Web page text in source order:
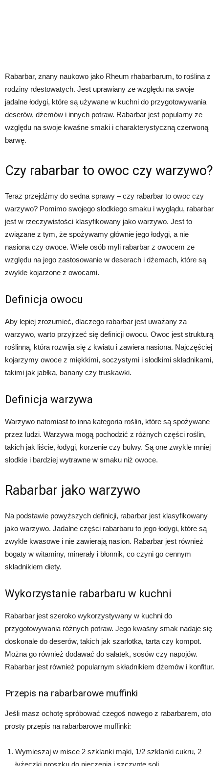
Rabarbar, znany naukowo jako Rheum rhabarbarum, to roślina z
rodziny rdestowatych. Jest uprawiany ze względu na swoje
jadalne łodygi, które są używane w kuchni do przygotowywania
deserów, dżemów i innych potraw. Rabarbar jest popularny ze
względu na swoje kwaśne smaki i charakterystyczną czerwoną
barwę.
Czy rabarbar to owoc czy warzywo?
Teraz przejdźmy do sedna sprawy – czy rabarbar to owoc czy
warzywo? Pomimo swojego słodkiego smaku i wyglądu, rabarbar
jest w rzeczywistości klasyfikowany jako warzywo. Jest to
związane z tym, że spożywamy głównie jego łodygi, a nie
nasiona czy owoce. Wiele osób myli rabarbar z owocem ze
względu na jego zastosowanie w deserach i dżemach, które są
zwykle kojarzone z owocami.
Definicja owocu
Aby lepiej zrozumieć, dlaczego rabarbar jest uważany za
warzywo, warto przyjrzeć się definicji owocu. Owoc jest strukturą
roślinną, która rozwija się z kwiatu i zawiera nasiona. Najczęściej
kojarzymy owoce z miękkimi, soczystymi i słodkimi składnikami,
takimi jak jabłka, banany czy truskawki.
Definicja warzywa
Warzywo natomiast to inna kategoria roślin, które są spożywane
przez ludzi. Warzywa mogą pochodzić z różnych części roślin,
takich jak liście, łodygi, korzenie czy bulwy. Są one zwykle mniej
słodkie i bardziej wytrawne w smaku niż owoce.
Rabarbar jako warzywo
Na podstawie powyższych definicji, rabarbar jest klasyfikowany
jako warzywo. Jadalne części rabarbaru to jego łodygi, które są
zwykle kwasowe i nie zawierają nasion. Rabarbar jest również
bogaty w witaminy, minerały i błonnik, co czyni go cennym
składnikiem diety.
Wykorzystanie rabarbaru w kuchni
Rabarbar jest szeroko wykorzystywany w kuchni do
przygotowywania różnych potraw. Jego kwaśny smak nadaje się
doskonale do deserów, takich jak szarlotka, tarta czy kompot.
Można go również dodawać do sałatek, sosów czy napojów.
Rabarbar jest również popularnym składnikiem dżemów i konfitur.
Przepis na rabarbarowe muffinki
Jeśli masz ochotę spróbować czegoś nowego z rabarbarem, oto
prosty przepis na rabarbarowe muffinki:
Wymieszaj w misce 2 szklanki mąki, 1/2 szklanki cukru, 2